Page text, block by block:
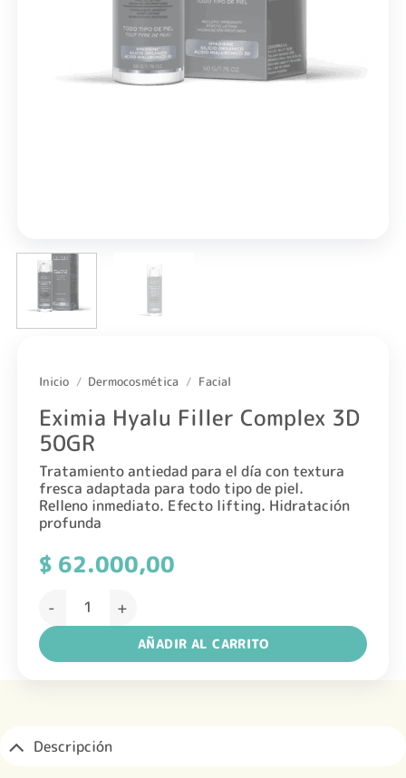
Inicio / Dermocosmética / Facial
Eximia Hyalu Filler Complex 3D
50GR
Tratamiento antiedad para el día con textura
fresca adaptada para todo tipo de piel.
Relleno inmediato. Efecto lifting. Hidratación
profunda
$62.000,00
Eximia Hyalu Filler Complex 3D 50GR cantidad
AÑADIR AL CARRITO
Descripción